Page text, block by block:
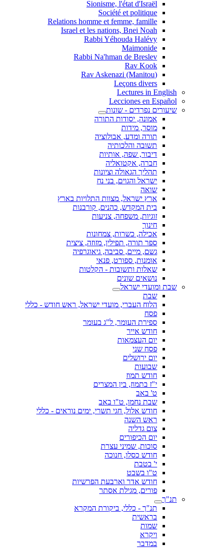
Sionisme, l'état d'Israël
Société et politique
Relations homme et femme, famille
Israel et les nations, Bnei Noah
Rabbi Yéhouda Halévy
Maimonide
Rabbi Na'hman de Breslev
Rav Kook
(Rav Askenazi (Manitou
Leçons divers
Lectures in English
Lecciones en Español
שיעורים נפרדים - שונות
אמונה, יסודות התורה
מוסר, מידות
תורה ומדע, אבולוציה
תשובה והלכותיה
דיבור, שפה, אותיות
חברה, אקטואליה
תהליך הגאולה וציונות
ישראל והגוים, בני נח
שואה
ארץ ישראל, מצוות התלויות בארץ
בית המקדש, כהנים, קורבנות
זוגיות, משפחה, צניעות
חינוך
אכילה, כשרות, צמחונות
ספר תורה, תפילין, מזוזה, ציצית
גשם, מיים, סביבה, גיאוגרפיה
אומנות, ספורט, פנאי
שאלות ותשובות - הקלטות
נושאים שונים
שבת ומועדי ישראל
שבת
הלוח העברי, מועדי ישראל, ראש חודש - כללי
פסח
ספירת העומר, ל"ג בעומר
חודש אייר
יום העצמאות
פסח שני
יום ירושלים
שבועות
חודש תמוז
י"ז בתמוז, בין המצרים
ט' באב
שבת נחמו, ט"ו באב
חודש אלול, חגי תשרי, ימים נוראים - כללי
ראש השנה
צום גדליה
יום הכיפורים
סוכות, שמיני עצרת
חודש כסלו, חנוכה
י' בטבת
ט"ו בשבט
חודש אדר וארבעת הפרשיות
פורים, מגילת אסתר
תנ"ך
תנ"ך - כללי, ביקורת המקרא
בראשית
שמות
ויקרא
במדבר